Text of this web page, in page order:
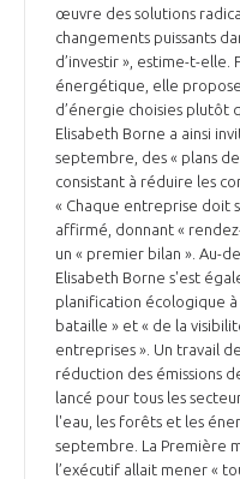
COMMISSIONS ET COMITÉS
POURQUOI DEVENIR MEMBRE ?
LE MÉDIATEUR DE LA
MÉDIATION ET CHARTE
LA MÉDIATION AU-DELÀ DE
PRENDRE CONTACT AVEC LE
CHIFFRES CLÉS
LES ENJEUX
COMPÉTITIVITÉ
EMPLOI & FORMATION
ENVIRONNEMENT
LES PUBLICATIONS
DOCUMENTS & BROCHURES
RAPPORTS D'ACTIVITÉS
œuvre des solutions
changements puissants
d’investir », estime-t-elle.
énergétique, elle
d’énergie choisies plutôt
Elisabeth Borne a ainsi
septembre, des « plans
consistant à réduire les
« Chaque entreprise doit
affirmé, donnant «
un « premier bilan ». Au-
Elisabeth Borne s'est
planification écologique
bataille » et « de la
entreprises ». Un travail
réduction des émissions
lancé pour tous les
l'eau, les forêts et les
septembre. La Première
l’exécutif allait mener «